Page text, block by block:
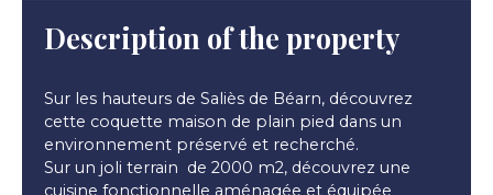
Description of the property
Sur les hauteurs de Saliès de Béarn, découvrez
cette coquette maison de plain pied dans un
environnement préservé et recherché.
Sur un joli terrain de 2000 m2, découvrez une
cuisine fonctionnelle aménagée et équipée